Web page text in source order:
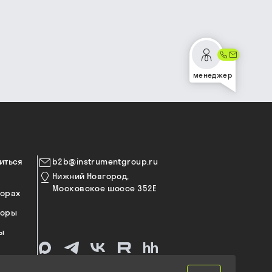
менеджер
b2b@instrumentgroup.ru
Нижний Новгород,
Московское шоссе 352Е